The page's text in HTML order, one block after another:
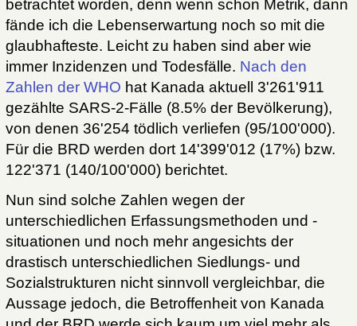
betrachtet worden, denn wenn schon Metrik, dann
fände ich die Lebenserwartung noch so mit die
glaubhafteste. Leicht zu haben sind aber wie
immer Inzidenzen und Todesfälle. Nach den
Zahlen der WHO hat Kanada aktuell 3'261'911
gezählte SARS-2-Fälle (8.5% der Bevölkerung),
von denen 36'254 tödlich verliefen (95/100'000).
Für die BRD werden dort 14'399'012 (17%) bzw.
122'371 (140/100'000) berichtet.
Nun sind solche Zahlen wegen der
unterschiedlichen Erfassungsmethoden und -
situationen und noch mehr angesichts der
drastisch unterschiedlichen Siedlungs- und
Sozialstrukturen nicht sinnvoll vergleichbar, die
Aussage jedoch, die Betroffenheit von Kanada